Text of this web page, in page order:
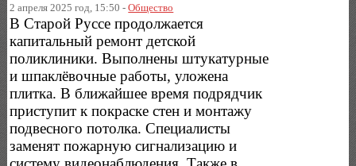
2 апреля 2025 год, 15:50 -Общество
В Старой Руссе продолжается
капитальный ремонт детской
поликлиники. Выполнены штукатурные
и шпаклёвочные работы, уложена
плитка. В ближайшее время подрядчик
приступит к покраске стен и монтажу
подвесного потолка. Специалисты
заменят пожарную сигнализацию и